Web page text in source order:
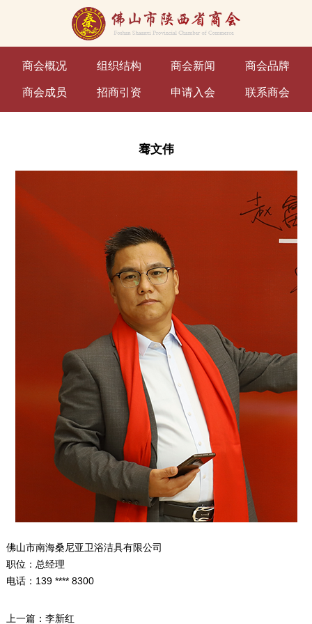
商会概况 组织结构 商会新闻 商会品牌
商会成员 招商引资 申请入会 联系商会
骞文伟
佛山市南海桑尼亚卫浴洁具有限公司
职位：总经理
电话：139 **** 8300
上一篇： 李新红